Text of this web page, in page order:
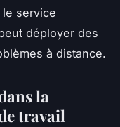
service
déployer des
à distance.
la
travail